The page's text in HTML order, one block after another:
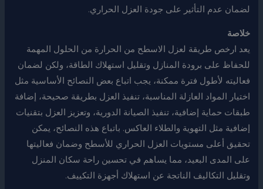
لضمان عدم التأثير على جودة العزل الحراري.
خلاصة
يعد ارخص طريقة لعزل الاسطح من الحرارة من الحلول المهمة
للحفاظ على برودة المنازل وتقليل استهلاك الطاقة، ولكن لضمان
فعاليته لأطول فترة ممكنة، يجب اتباع بعض النصائح الأساسية مثل
اختيار المواد العازلة المناسبة، تنفيذ العزل بطريقة صحيحة، إضافة
طبقات حماية إضافية، تنفيذ الصيانة الدورية، وتعزيز العزل بتقنيات
إضافية مثل التهوية والطلاء العاكس. باتباع هذه النصائح، يمكن
تحقيق أعلى مستويات العزل الحراري للأسطح وضمان فعاليتها
على المدى البعيد، مما يساهم في تحسين راحة سكان المنزل
وتقليل التكاليف الناتجة عن استهلاك أجهزة التكييف.